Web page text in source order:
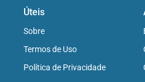
Úteis
Sobre
Termos de Uso
Política de Privacidade